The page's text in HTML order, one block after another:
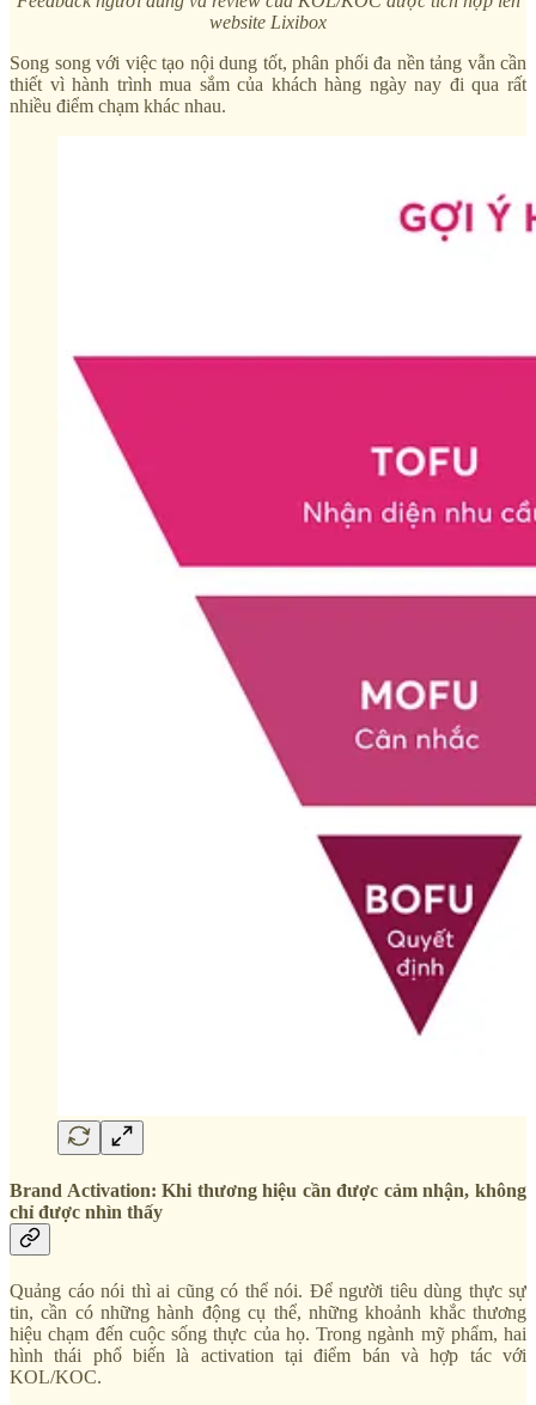
website Lixibox
Song song với việc tạo nội dung tốt, phân phối đa nền tảng vẫn cần
thiết vì hành trình mua sắm của khách hàng ngày nay đi qua rất
nhiều điểm chạm khác nhau.
Brand Activation: Khi thương hiệu cần được cảm nhận, không
chỉ được nhìn thấy
Quảng cáo nói thì ai cũng có thể nói. Để người tiêu dùng thực sự
tin, cần có những hành động cụ thể, những khoảnh khắc thương
hiệu chạm đến cuộc sống thực của họ. Trong ngành mỹ phẩm, hai
hình thái phổ biến là activation tại điểm bán và hợp tác với
KOL/KOC.